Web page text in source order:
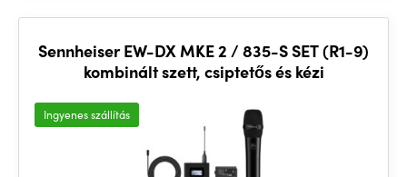
Sennheiser EW-DX MKE 2 / 835-S SET (R1-9)
kombinált szett, csiptetős és kézi
Ingyenes szállítás